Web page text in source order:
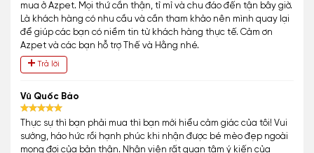
mua ở Azpet. Mọi thứ cần thận, tỉ mỉ và chu đáo đến tận bây giờ.
Là khách hàng có nhu cầu và cần tham khảo nên mình quay lại
để giúp các bạn có niềm tin từ khách hàng thực tế. Cảm ơn
Azpet và các bạn hỗ trợ Thế và Hằng nhé.
Trả lời
Vũ Quốc Bảo
Thực sự thì bạn phải mua thì bạn mới hiểu cảm giác của tôi! Vui
sướng, háo hức rồi hạnh phúc khi nhận được bé mèo đẹp ngoài
mong đợi của bản thân. Nhân viên rất quan tâm ý kiến của